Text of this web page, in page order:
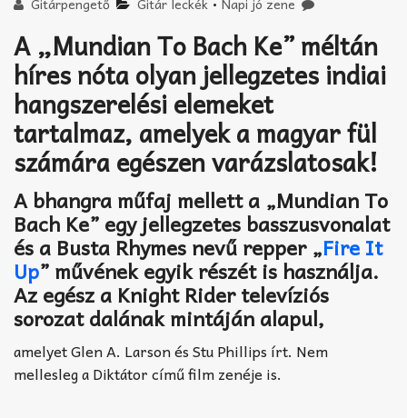
TABok
Improvizáció
A „Mundian To Bach Ke” méltán
híres nóta olyan jellegzetes indiai
hangszerelési elemeket
tartalmaz, amelyek a magyar fül
számára egészen varázslatosak!
A bhangra műfaj mellett a „Mundian To
Bach Ke” egy jellegzetes basszusvonalat
és a Busta Rhymes nevű repper „Fire It
Up” művének egyik részét is használja.
Az egész a Knight Rider televíziós
sorozat dalának mintáján alapul,
amelyet Glen A. Larson és Stu Phillips írt. Nem
mellesleg a Diktátor című film zenéje is.